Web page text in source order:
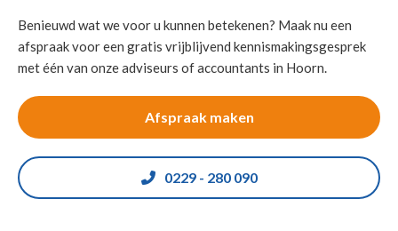
Benieuwd wat we voor u kunnen betekenen? Maak nu een
afspraak voor een gratis vrijblijvend kennismakingsgesprek
met één van onze adviseurs of accountants in Hoorn.
Afspraak maken
0229 - 280 090